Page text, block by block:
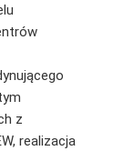
z
realizacja